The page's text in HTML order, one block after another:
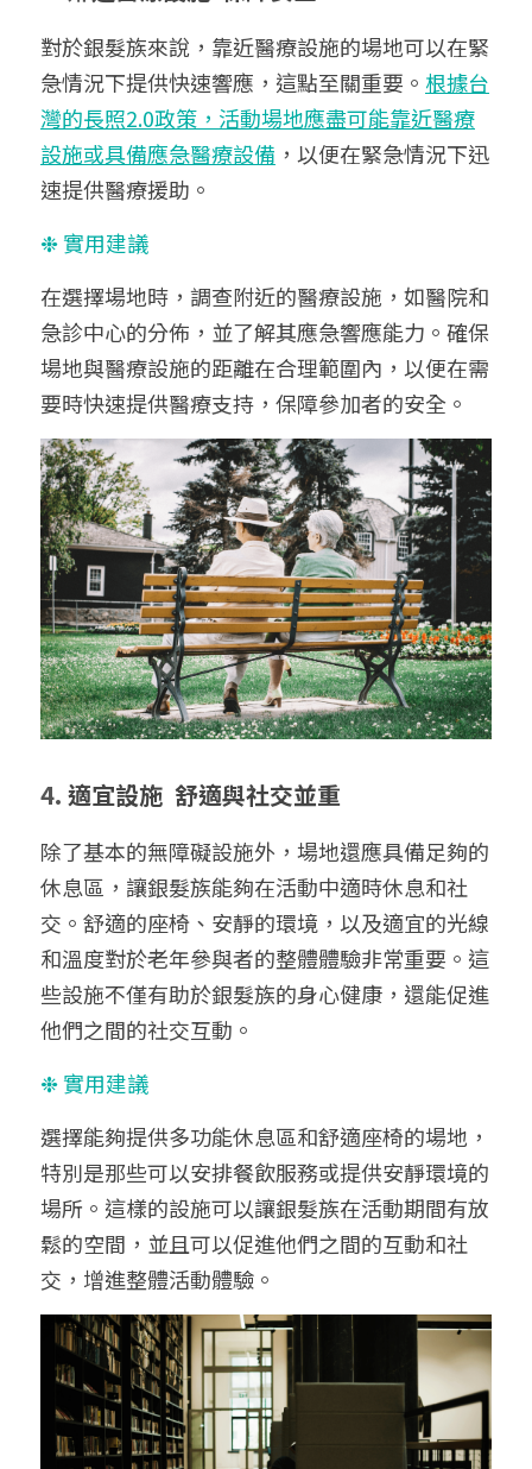
對於銀髮族來說，靠近醫療設施的場地可以在緊
急情況下提供快速響應，這點至關重要。 根據台
灣的長照2.0政策，活動場地應盡可能靠近醫療
設施或具備應急醫療設備 ，以便在緊急情況下迅
速提供醫療援助。
❉ 實用建議
在選擇場地時，調查附近的醫療設施，如醫院和
急診中心的分佈，並了解其應急響應能力。確保
場地與醫療設施的距離在合理範圍內，以便在需
要時快速提供醫療支持，保障參加者的安全。
4. 適宜設施  舒適與社交並重
除了基本的無障礙設施外，場地還應具備足夠的
休息區，讓銀髮族能夠在活動中適時休息和社
交。舒適的座椅、安靜的環境，以及適宜的光線
和溫度對於老年參與者的整體體驗非常重要。這
些設施不僅有助於銀髮族的身心健康，還能促進
他們之間的社交互動。
❉ 實用建議
選擇能夠提供多功能休息區和舒適座椅的場地，
特別是那些可以安排餐飲服務或提供安靜環境的
場所。這樣的設施可以讓銀髮族在活動期間有放
鬆的空間，並且可以促進他們之間的互動和社
交，增進整體活動體驗。